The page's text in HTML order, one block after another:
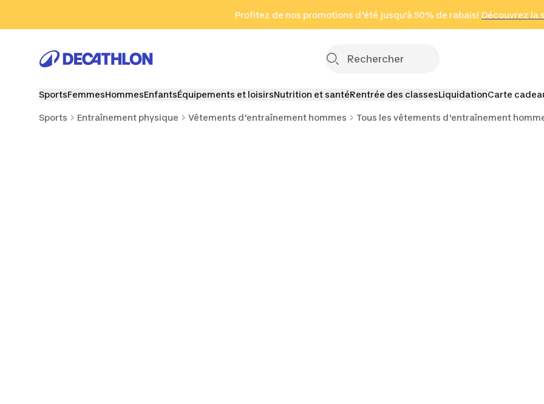
Aller au pied de page
Profitez de nos promotions d'été jusqu'à 50% de rabais! Découvrez la
Cliquez ici
en seulement 2
(Zones sélectionnées)
SportsFemmesHommesEnfantsÉquipements et loisirsNutrition et santéRentrée des classesLiquidationCarte
Sports Entraînement physique Vêtements d'entraînement hommes Tous les vêtements d'entraînement